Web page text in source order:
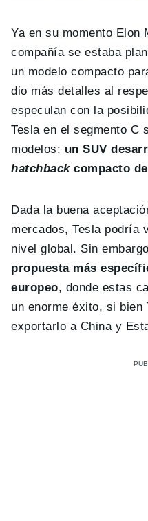
Ya en su momento Elon
compañía se estaba
un modelo compacto
dio más detalles al
especulan con la
Tesla en el segmento C
modelos: un SUV
hatchbackcompacto
Dada la buena
mercados, Tesla podría
nivel global. Sin
propuesta más
europeo, donde estas
un enorme éxito, si bien
exportarlo a China y